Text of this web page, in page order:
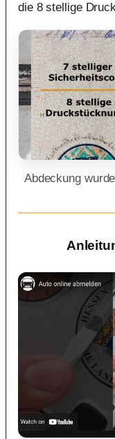
die 8 stellige
Abdeckung